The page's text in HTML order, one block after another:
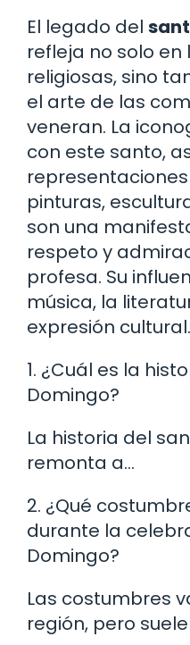
El legado del
refleja no solo
religiosas, sino
el arte de las
veneran. La
con este santo,
pinturas,
son una
respeto y
profesa. Su
música, la
expresión cultural.
1. ¿Cuál es la
Domingo?
La historia del
remonta a…
2. ¿Qué
durante la
Domingo?
Las costumbres
región, pero